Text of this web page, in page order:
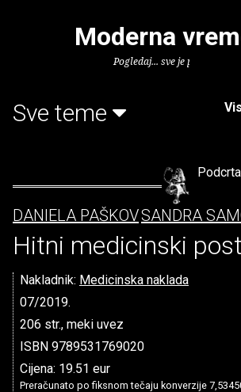
Moderna
Pogledaj... sve je puno knjiga.
Sve teme
DANIELA PAŠKOVSANDRA
Hitni medicinski
Nakladnik: Medicinska naklada
07/2019.
206 str., meki uvez
ISBN 9789531769020
Cijena: 19.51 eur
Preračunato po fiksnom tečaju konverzije